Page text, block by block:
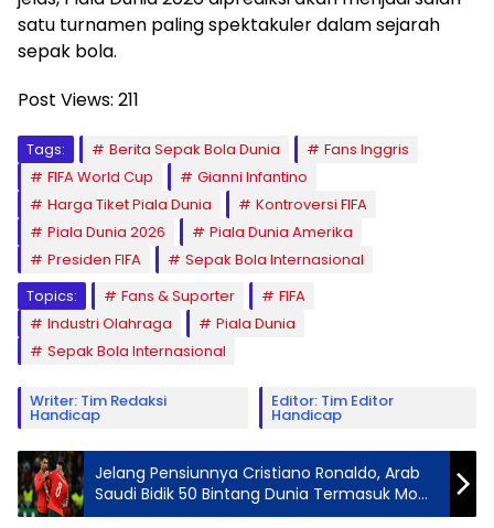
satu turnamen paling spektakuler dalam sejarah
sepak bola.
Post Views: 211
Tags: Berita Sepak Bola Dunia
Fans Inggris
FIFA World Cup
Gianni Infantino
Harga Tiket Piala Dunia
Kontroversi FIFA
Piala Dunia 2026
Piala Dunia Amerika
Presiden FIFA
Sepak Bola Internasional
Topics:
Fans & Suporter
FIFA
Industri Olahraga
Piala Dunia
Sepak Bola Internasional
Writer: Tim Redaksi
Handicap
Editor: Tim Editor
Handicap
Jelang Pensiunnya Cristiano Ronaldo, Arab
Saudi Bidik 50 Bintang Dunia Termasuk Mo
Salah dan Bruno Fernandes